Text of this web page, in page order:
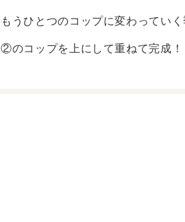
もうひとつのコップに変わってい
②のコップを上にして重ねて完成